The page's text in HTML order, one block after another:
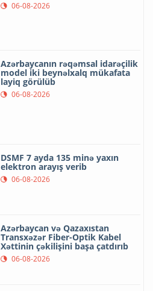
06-08-2026
Azərbaycanın rəqəmsal idarəçilik
model iki beynəlxalq mükafata
layiq görülüb
06-08-2026
DSMF 7 ayda 135 minə yaxın
elektron arayış verib
06-08-2026
Azərbaycan və Qazaxıstan
Transxəzər Fiber-Optik Kabel
Xəttinin çəkilişini başa çatdırıb
06-08-2026